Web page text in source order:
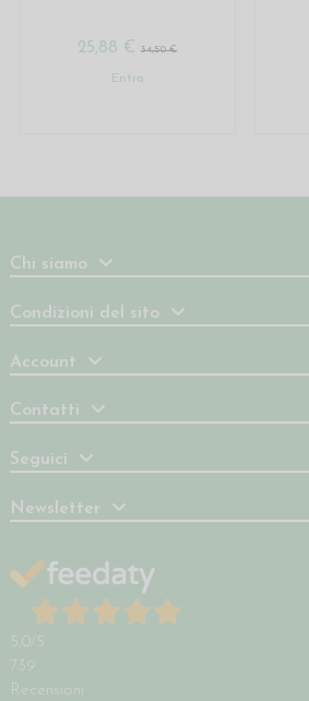
25,88 €34,50 €
Entra
Chi siamo
Condizioni del sito
Account
Contatti
Seguici
Newsletter
5,0 /5
739
Recensioni